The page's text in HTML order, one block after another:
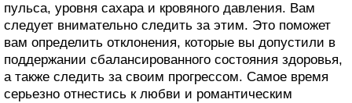
пульса, уровня сахара и кровяного давления. Вам
следует внимательно следить за этим. Это поможет
вам определить отклонения, которые вы допустили в
поддержании сбалансированного состояния здоровья,
а также следить за своим прогрессом. Самое время
серьезно отнестись к любви и романтическим